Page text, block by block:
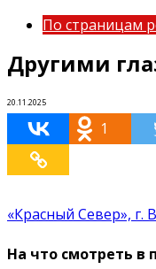
По страницам
Другими
20.11.2025
1
«Красный Север», г.
На что смотреть в